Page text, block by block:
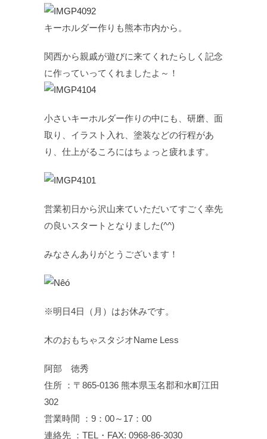
キーホルダー作りも熊本市内から。
関西から親戚が遊びに来てくれたらしく記念
に作っていってくれましたよ～！
小さいキーホルダー作りの中にも、研磨、面
取り、イラスト入れ、塗装などの行程があ
り、仕上がるころにはちょっと疲れます。
営業初日から沢山来ていただいてすごく幸先
の良いスタートとなりました(^^)
みなさんありがとうございます！
※明日4日（月）はお休みです。
木のおもちゃスタジオName Less
阿部 徳秀
住所 ：〒865-0136 熊本県玉名郡和水町江田
302
営業時間 ：9：00～17：00
連絡先 ：TEL・FAX: 0968-86-3030